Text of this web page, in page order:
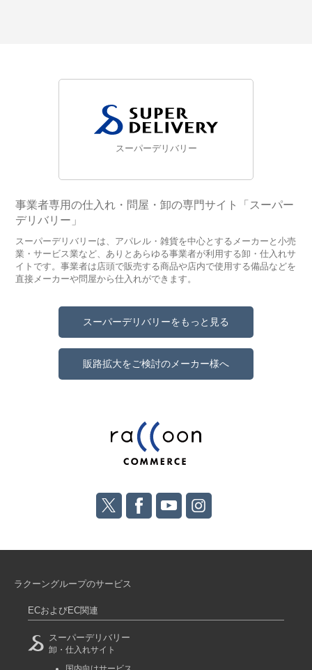
スーパーデリバリー
事業者専用の仕入れ・問屋・卸の専門サイト「スーパー
デリバリー」
スーパーデリバリーは、アパレル・雑貨を中心とするメーカーと小売
業・サービス業など、ありとあらゆる事業者が利用する卸・仕入れサ
イトです。事業者は店頭で販売する商品や店内で使用する備品などを
直接メーカーや問屋から仕入れができます。
スーパーデリバリーをもっと見る
販路拡大をご検討のメーカー様へ
ラクーングループのサービス
ECおよびEC関連
スーパーデリバリー
卸・仕入れサイト